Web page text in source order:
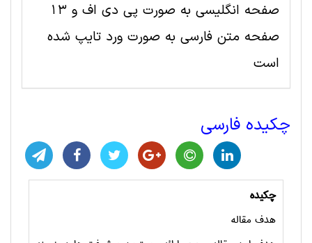
صفحه انگلیسی به صورت پی دی اف و 13
صفحه متن فارسی به صورت ورد تایپ شده
است
چکیده فارسی
چکیده
هدف مقاله